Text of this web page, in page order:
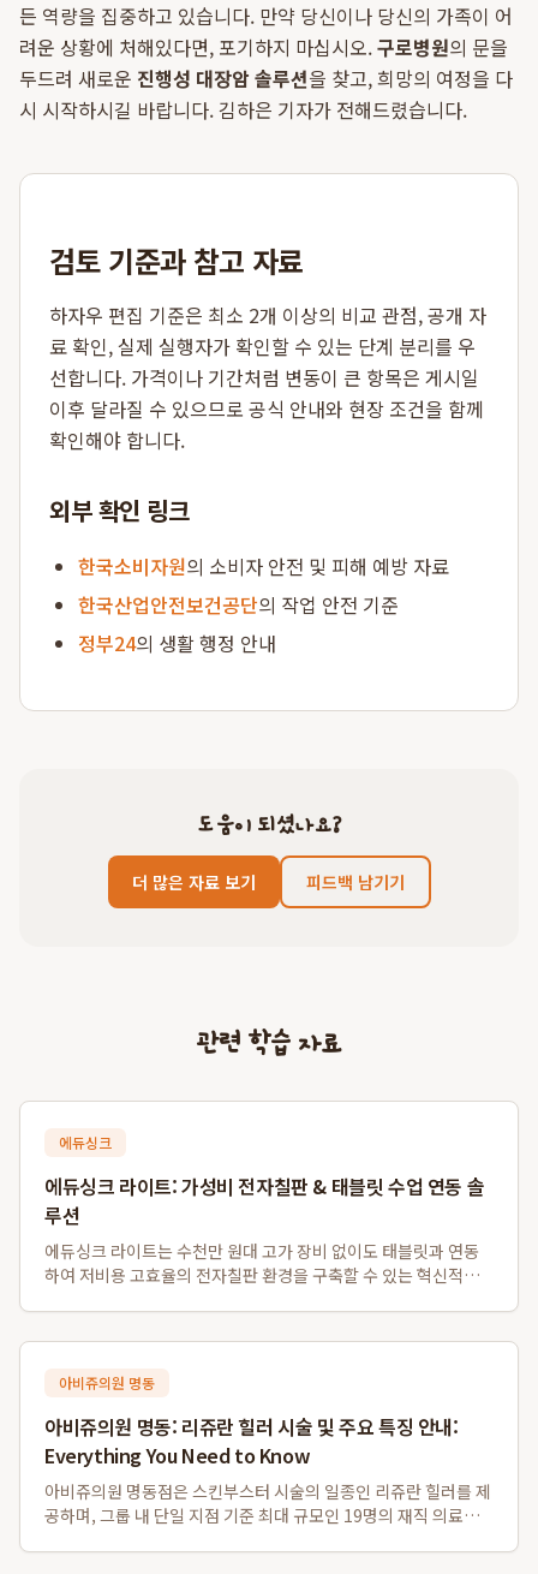
든 역량을 집중하고 있습니다. 만약 당신이나 당신의 가족이 어
려운 상황에 처해있다면, 포기하지 마십시오.구로병원의 문을
두드려 새로운 진행성 대장암 솔루션을 찾고, 희망의 여정을 다
시 시작하시길 바랍니다. 김하은 기자가 전해드렸습니다.
검토 기준과 참고 자료
하자우 편집 기준은 최소 2개 이상의 비교 관점, 공개 자
료 확인, 실제 실행자가 확인할 수 있는 단계 분리를 우
선합니다. 가격이나 기간처럼 변동이 큰 항목은 게시일
이후 달라질 수 있으므로 공식 안내와 현장 조건을 함께
확인해야 합니다.
외부 확인 링크
한국소비자원의 소비자 안전 및 피해 예방 자료
한국산업안전보건공단의 작업 안전 기준
정부24의 생활 행정 안내
도움이 되셨나요?
더 많은 자료 보기 피드백 남기기
관련 학습 자료
에듀싱크
에듀싱크 라이트: 가성비 전자칠판 & 태블릿 수업 연동 솔
루션
에듀싱크 라이트는 수천만 원대 고가 장비 없이도 태블릿과 연동
하여 저비용 고효율의 전자칠판 환경을 구축할 수 있는 혁신적인
서 자동 저장 및 학생 자료 배포...
아비쥬의원 명동
아비쥬의원 명동: 리쥬란 힐러 시술 및 주요 특징 안내:
Everything You Need to Know
아비쥬의원 명동점은 스킨부스터 시술의 일종인 리쥬란 힐러를 제
공하며, 그룹 내 단일 지점 기준 최대 규모인 19명의 재직 의료진